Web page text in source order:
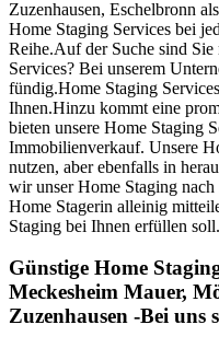
Zuzenhausen, Eschelbronn
Home Staging Services bei
Reihe.Auf der Suche sind
Services? Bei unserem
fündig.Home Staging
Ihnen.Hinzu kommt eine
bieten unsere Home Staging
Immobilienverkauf. Unsere
nutzen, aber ebenfalls in
wir unser Home Staging
Home Stagerin alleinig
Staging bei Ihnen erfüllen soll.
Günstige Home
Meckesheim Mauer,
Zuzenhausen -Bei uns